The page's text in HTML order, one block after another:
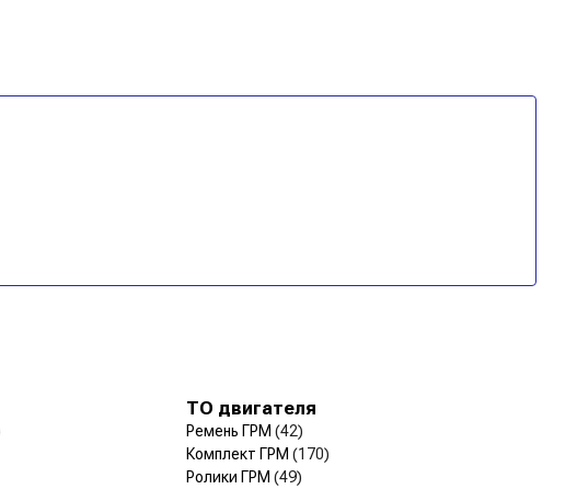
ТО двигателя
Ремень ГРМ (42)
Комплект ГРМ (170)
Ролики ГРМ (49)